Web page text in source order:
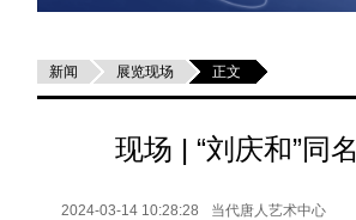
新闻 展览现场 正文
现场 | “刘庆和”同
2024-03-14 10:28:28 当代唐人艺术中心